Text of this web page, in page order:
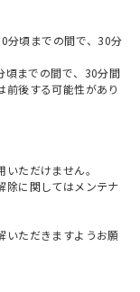
分頃までの間で、30分
までの間で、30分間
後する可能性があり
ただけません。
除に関してはメンテナ
いただきますようお願